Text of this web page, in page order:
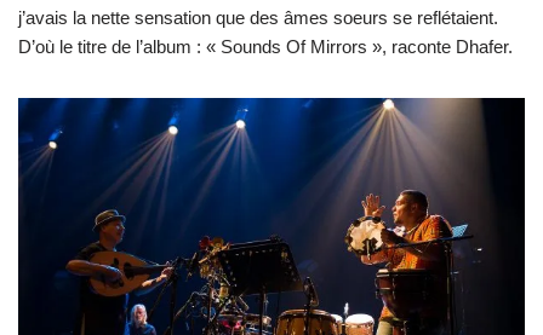
j’avais la nette sensation que des âmes soeurs se reflétaient.
D’où le titre de l’album : « Sounds Of Mirrors », raconte Dhafer.